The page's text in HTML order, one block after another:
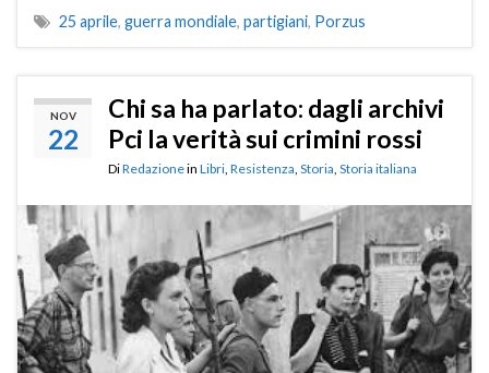
25 aprile, guerra mondiale, partigiani, Porzus
NOV
22
Chi sa ha parlato: dagli archivi
Pci la verità sui crimini rossi
DiRedazionein Libri, Resistenza, Storia, Storia italiana